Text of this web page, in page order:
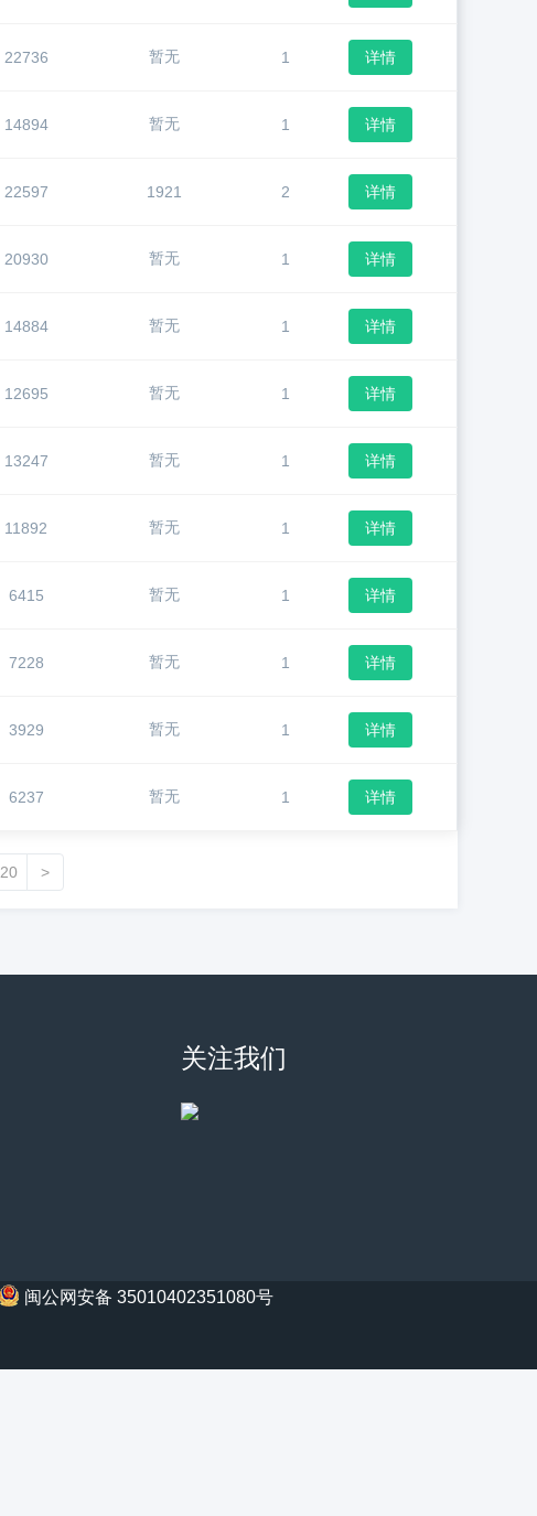
22736 暂无 1 详情
14894 暂无 1 详情
22597 1921 2 详情
20930 暂无 1 详情
14884 暂无 1 详情
12695 暂无 1 详情
13247 暂无 1 详情
11892 暂无 1 详情
6415 暂无 1 详情
7228 暂无 1 详情
3929 暂无 1 详情
6237 暂无 1 详情
20 >
关注我们
闽公网安备 35010402351080号